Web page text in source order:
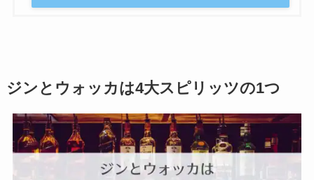
ジンとウォッカは4大スピリッツの1つ